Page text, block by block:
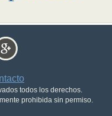
todos los derechos.
prohibida sin permiso.